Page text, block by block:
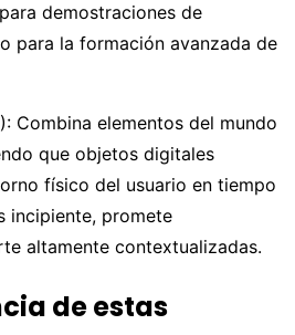
demostraciones de
para la formación avanzada de
Combina elementos del mundo
que objetos digitales
físico del usuario en tiempo
incipiente, promete
altamente contextualizadas.
de estas